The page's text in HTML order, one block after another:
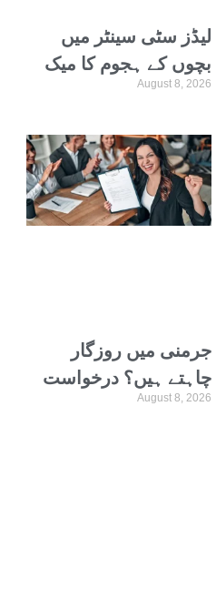
لیڈز سٹی سینٹر میں
بچوں کے ہجوم کا میک
اپ اسٹور پر دھاوا، دکان
August 8, 2026
جرمنی میں روزگار
چاہتے ہیں؟ درخواست
فوری جمع کروائیں
August 8, 2026